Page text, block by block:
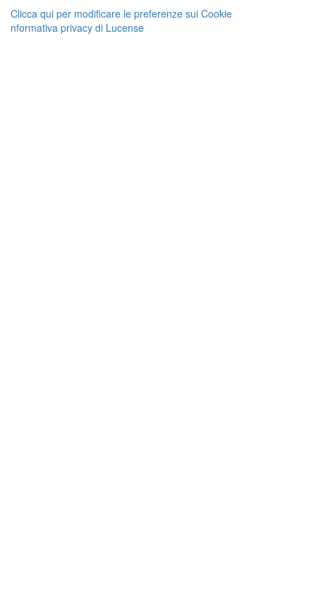
Clicca qui per modificare le preferenze sui Cookie
nformativa privacy di Lucense